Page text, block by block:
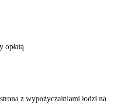
opłatą
z wypożyczalniami łodzi na